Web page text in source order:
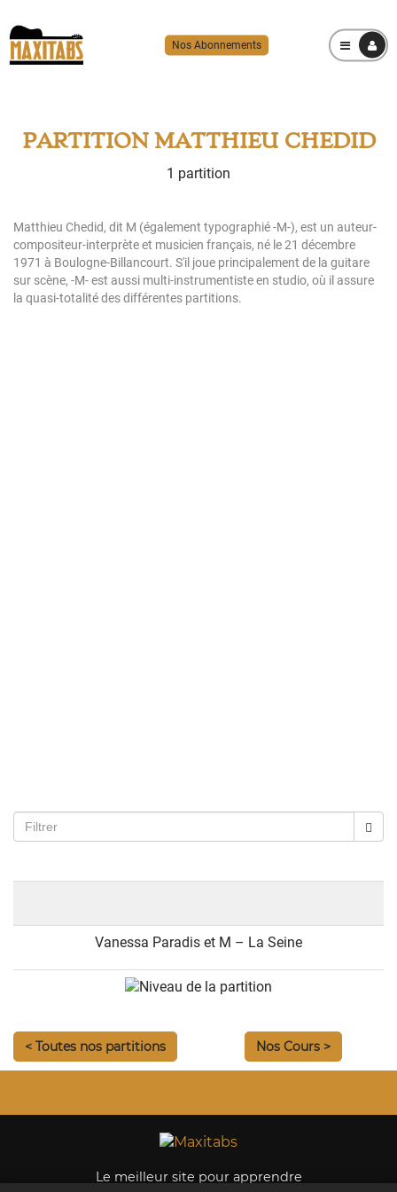
Nos Abonnements MENU
PARTITION MATTHIEU CHEDID
1 partition
Matthieu Chedid, dit M (également typographié -M-), est un auteur-
compositeur-interprète et musicien français, né le 21 décembre
1971 à Boulogne-Billancourt. S'il joue principalement de la guitare
sur scène, -M- est aussi multi-instrumentiste en studio, où il assure
la quasi-totalité des différentes partitions.
Vanessa Paradis et M – La Seine
< Toutes nos partitions Nos Cours >
Le meilleur site pour apprendre